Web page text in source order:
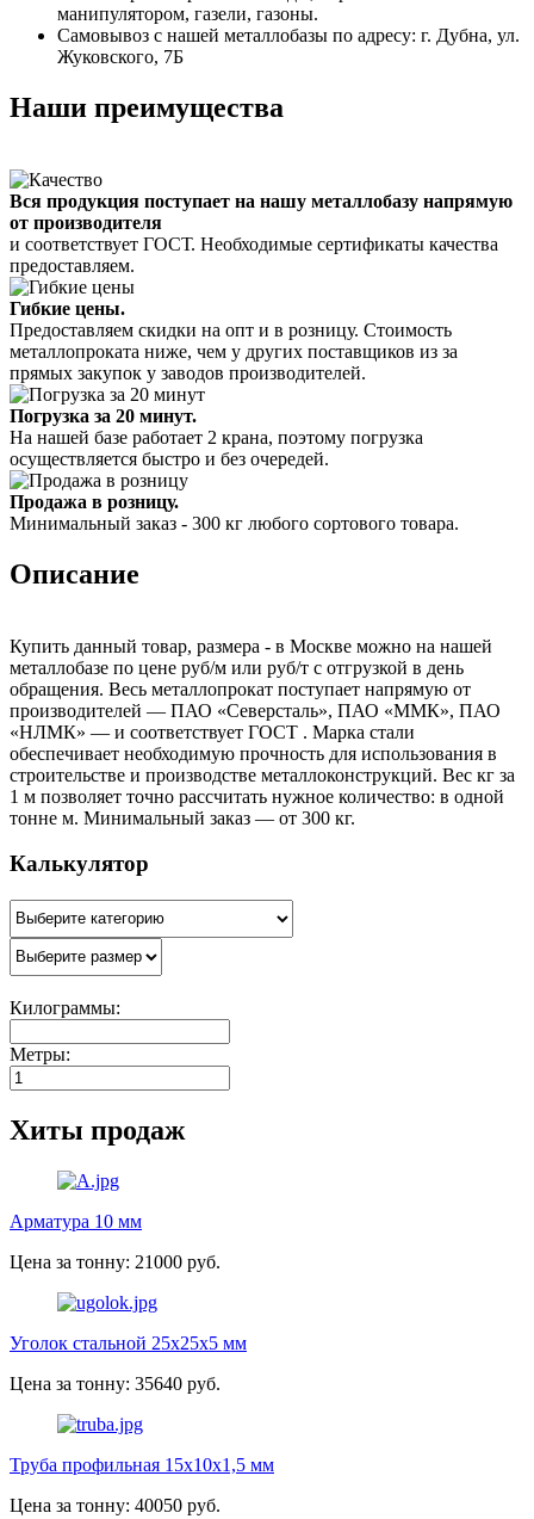
манипулятором, газели, газоны.
Самовывоз с нашей металлобазы по адресу: г. Дубна, ул.
Жуковского, 7Б
Наши преимущества
Вся продукция поступает на нашу металлобазу напрямую
от производителя
и соответствует ГОСТ. Необходимые сертификаты качества
предоставляем.
Гибкие цены.
Предоставляем скидки на опт и в розницу. Стоимость
металлопроката ниже, чем у других поставщиков из за
прямых закупок у заводов производителей.
Погрузка за 20 минут.
На нашей базе работает 2 крана, поэтому погрузка
осуществляется быстро и без очередей.
Продажа в розницу.
Минимальный заказ - 300 кг любого сортового товара.
Описание
Купить данный товар, размера - в Москве можно на нашей
металлобазе по цене руб/м или руб/т с отгрузкой в день
обращения. Весь металлопрокат поступает напрямую от
производителей — ПАО «Северсталь», ПАО «ММК», ПАО
«НЛМК» — и соответствует ГОСТ . Марка стали
обеспечивает необходимую прочность для использования в
строительстве и производстве металлоконструкций. Вес кг за
1 м позволяет точно рассчитать нужное количество: в одной
тонне м. Минимальный заказ — от 300 кг.
Калькулятор
Килограммы:
Метры:
Хиты продаж
Арматура 10 мм
Цена за тонну: 21000 руб.
Уголок стальной 25х25х5 мм
Цена за тонну: 35640 руб.
Труба профильная 15х10х1,5 мм
Цена за тонну: 40050 руб.